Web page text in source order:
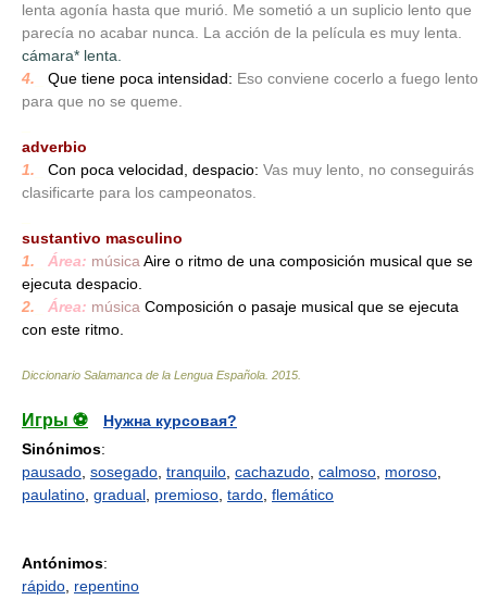
lenta agonía hasta que murió. Me sometió a un suplicio lento que
parecía no acabar nunca. La acción de la película es muy lenta.
cámara* lenta.
4.
Que tiene poca intensidad: Eso conviene cocerlo a fuego lento
para que no se queme.
adverbio
1.
Con poca velocidad, despacio: Vas muy lento, no conseguirás
clasificarte para los campeonatos.
sustantivo masculino
1.
Área: música Aire o ritmo de una composición musical que se
ejecuta despacio.
2.
Área: música Composición o pasaje musical que se ejecuta
con este ritmo.
Diccionario Salamanca de la Lengua Española 2015
Игры ⚽
Нужна курсовая?
Sinónimos:
pausado sosegado tranquilo cachazudo calmoso moroso
paulatino gradual premioso tardo flemático
Antónimos:
rápido repentino